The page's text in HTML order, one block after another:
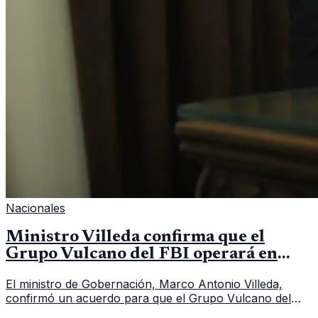
Nacionales
Ministro Villeda confirma que el
Grupo Vulcano del FBI operará en
El ministro de Gobernación, Marco Antonio Villeda,
confirmó un acuerdo para que el Grupo Vulcano del